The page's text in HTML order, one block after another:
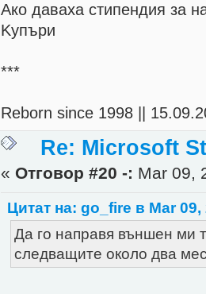
Aко даваха стипендия за
Kупъри
***
Reborn since 1998 ||
Re: Microsoft
« Отговор #20 -: Mar 09,
Цитат на: go_fire в Mar 09,
Да го направя външен ми
следващите около два